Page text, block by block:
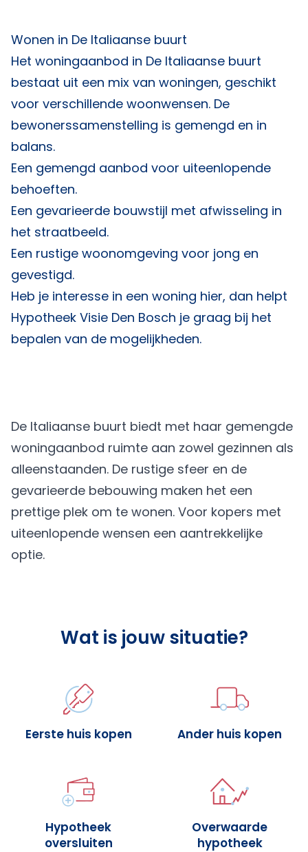
Wonen in De Italiaanse buurt
Het woningaanbod in De Italiaanse buurt
bestaat uit een mix van woningen, geschikt
voor verschillende woonwensen. De
bewonerssamenstelling is gemengd en in
balans.
Een gemengd aanbod voor uiteenlopende
behoeften.
Een gevarieerde bouwstijl met afwisseling in
het straatbeeld.
Een rustige woonomgeving voor jong en
gevestigd.
Heb je interesse in een woning hier, dan helpt
Hypotheek Visie Den Bosch je graag bij het
bepalen van de mogelijkheden.
De Italiaanse buurt biedt met haar gemengde
woningaanbod ruimte aan zowel gezinnen als
alleenstaanden. De rustige sfeer en de
gevarieerde bebouwing maken het een
prettige plek om te wonen. Voor kopers met
uiteenlopende wensen een aantrekkelijke
optie.
Wat is jouw situatie?
Eerste huis kopen Ander huis kopen
Hypotheek
oversluiten
Overwaarde
hypotheek